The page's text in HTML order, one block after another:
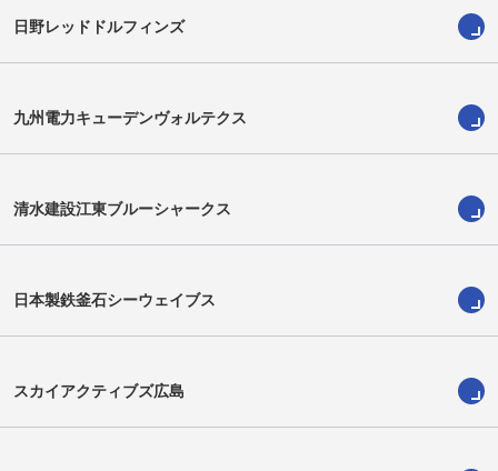
日野レッドドルフィンズ
九州電力キューデンヴォルテクス
清水建設江東ブルーシャークス
日本製鉄釜石シーウェイブス
スカイアクティブズ広島